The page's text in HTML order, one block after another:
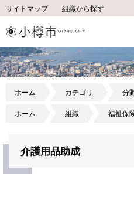
サイトマップ 組織から探す
ホーム カテゴリ 分
ホーム 組織 福祉保
介護用品助成